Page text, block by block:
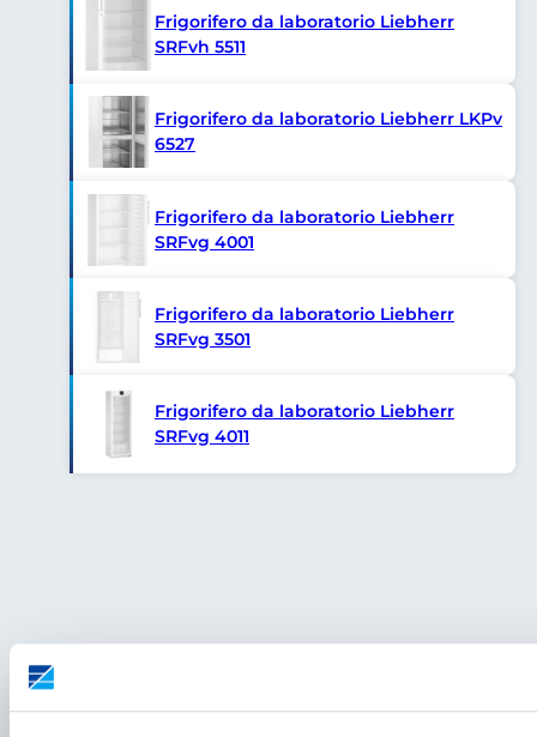
Frigorifero da laboratorio Liebherr
SRFvh 5511
Frigorifero da laboratorio Liebherr LKPv
6527
Frigorifero da laboratorio Liebherr
SRFvg 4001
Frigorifero da laboratorio Liebherr
SRFvg 3501
Frigorifero da laboratorio Liebherr
SRFvg 4011